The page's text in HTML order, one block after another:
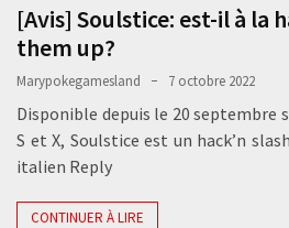
[Avis] Soulstice: est-il à la
them up?
Marypokegamesland 7 octobre 2022
Disponible depuis le 20 septembre
S et X, Soulstice est un hack’n
italien Reply
CONTINUER À LIRE